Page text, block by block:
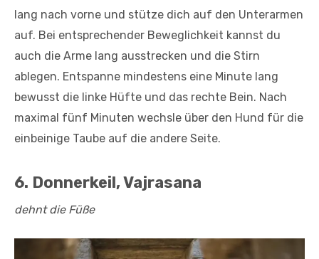
lang nach vorne und stütze dich auf den Unterarmen
auf. Bei entsprechender Beweglichkeit kannst du
auch die Arme lang ausstrecken und die Stirn
ablegen. Entspanne mindestens eine Minute lang
bewusst die linke Hüfte und das rechte Bein. Nach
maximal fünf Minuten wechsle über den Hund für die
einbeinige Taube auf die andere Seite.
6. Donnerkeil, Vajrasana
dehnt die Füße